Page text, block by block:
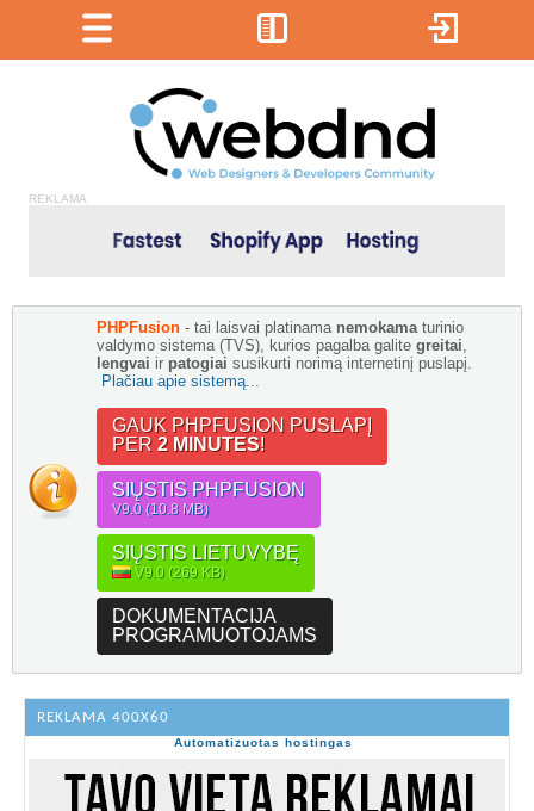
REKLAMA
PHPFusion - tai laisvai platinama nemokama turinio
valdymo sistema (TVS), kurios pagalba galite greitai
lengvai ir patogiai susikurti norimą internetinį puslapį.
Plačiau apie sistemą...
GAUK PHPFUSION PUSLAPĮ
PER 2 MINUTES!
SIŲSTIS PHPFUSION
V9.0 (10.8 MB)
SIŲSTIS LIETUVYBĘ
V9.0 (269 KB)
DOKUMENTACIJA
PROGRAMUOTOJAMS
REKLAMA 400X60
Automatizuotas hostingas